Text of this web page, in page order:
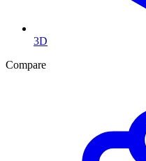
3D
Compare